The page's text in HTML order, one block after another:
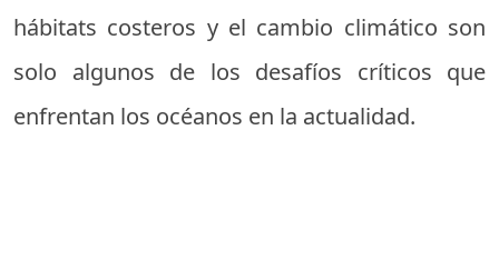
hábitats costeros y el cambio climático son
solo algunos de los desafíos críticos que
enfrentan los océanos en la actualidad.